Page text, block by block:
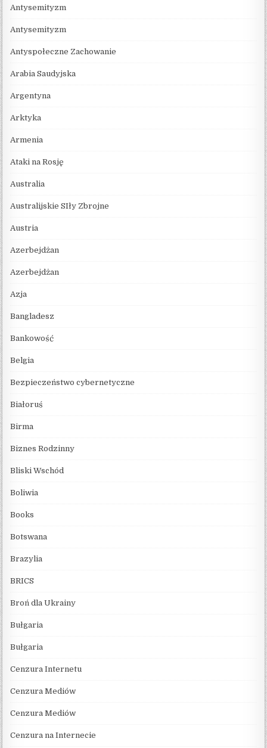
Antysemityzm
Antysemityzm
Antyspołeczne Zachowanie
Arabia Saudyjska
Argentyna
Arktyka
Armenia
Ataki na Rosję
Australia
Australijskie SIły Zbrojne
Austria
Azerbejdżan
Azerbejdżan
Azja
Bangladesz
Bankowość
Belgia
Bezpieczeństwo cybernetyczne
Białoruś
Birma
Biznes Rodzinny
Bliski Wschód
Boliwia
Books
Botswana
Brazylia
BRICS
Broń dla Ukrainy
Bułgaria
Bułgaria
Cenzura Internetu
Cenzura Mediów
Cenzura Mediów
Cenzura na Internecie